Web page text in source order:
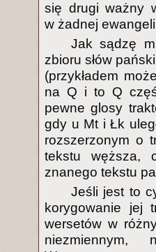
się drugi ważny
w żadnej
Jak sądzę
zbioru słów
(przykładem
na Q i to Q
pewne glosy
gdy u Mt i Łk
rozszerzonym o
tekstu węższa,
znanego tekstu
Jeśli jest to
korygowanie jej
wersetów w
niezmiennym,